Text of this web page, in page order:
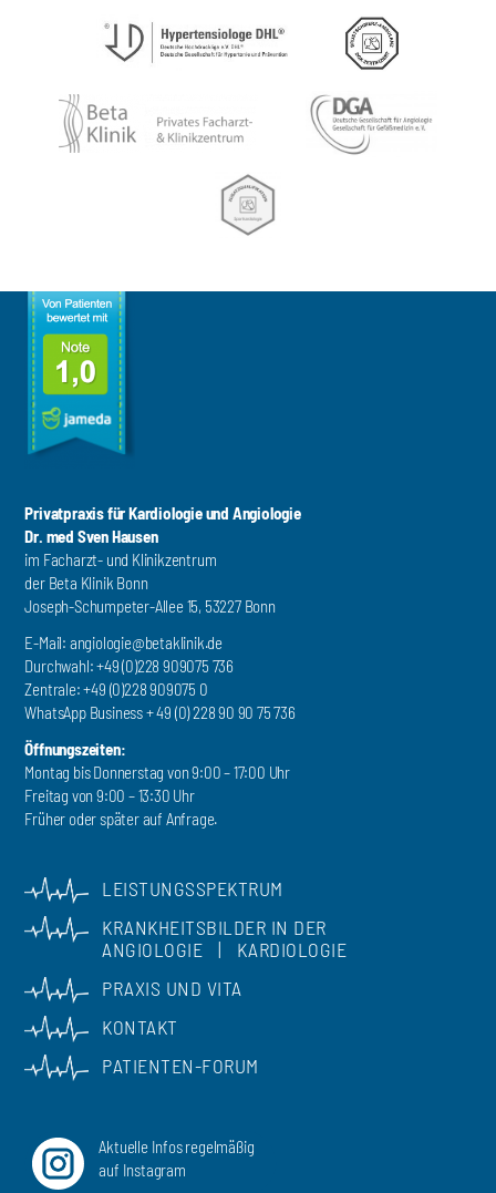
Privatpraxis für Kardiologie und Angiologie
Dr. med Sven Hausen
im Facharzt- und Klinikzentrum
der Beta Klinik Bonn
Joseph-Schumpeter-Allee 15, 53227 Bonn
E-Mail: angiologie@betaklinik.de
Durchwahl: +49 (0)228 909075 736
Zentrale: +49 (0)228 909075 0
WhatsApp Business + 49 (0) 228 90 90 75 736
Öffnungszeiten:
Montag bis Donnerstag von 9:00 – 17:00 Uhr
Freitag von 9:00 – 13:30 Uhr
Früher oder später auf Anfrage.
LEISTUNGSSPEKTRUM
KRANKHEITSBILDER IN DER
ANGIOLOGIE
|
KARDIOLOGIE
PRAXIS UND VITA
KONTAKT
PATIENTEN-FORUM
Aktuelle Infos regelmäßig
auf Instagram